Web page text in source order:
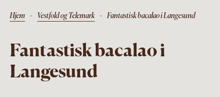
Hjem - Vestfold og Telemark - Fantastisk bacalao i Langesund
Fantastisk bacalao i
Langesund